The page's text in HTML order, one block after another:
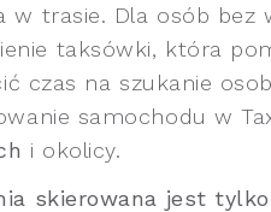
w trasie. Dla osób bez
taksówki, która
czas na szukanie
samochodu w
i okolicy.
skierowana jest